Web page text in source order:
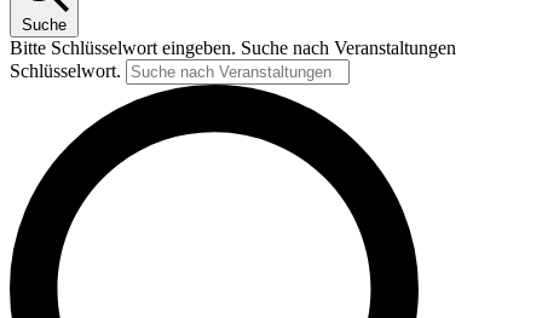
Suche
Bitte Schlüsselwort eingeben. Suche nach Veranstaltungen
Schlüsselwort.